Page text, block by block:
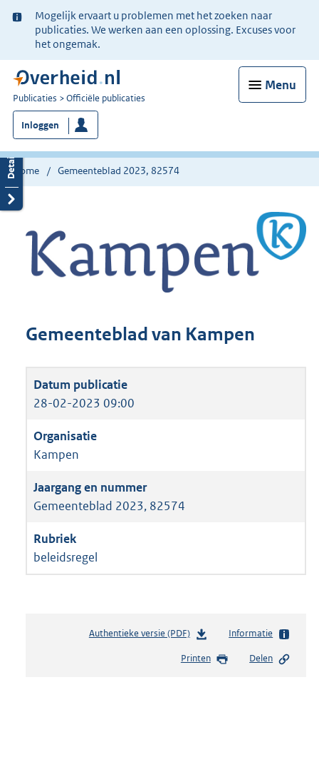
Ter
informatie:
Mogelijk ervaart u problemen met het zoeken naar
publicaties. We werken aan een oplossing. Excuses voor
het ongemak.
Menu
U
bent
nu
hier:
Publicaties Officiële publicaties
Inloggen
Home Gemeenteblad 2023, 82574
Gemeenteblad van Kampen
28-02-2023 09:00
Kampen
Gemeenteblad 2023, 82574
beleidsregel
Authentieke versie (PDF)b
s
Informatie
Printen Delen